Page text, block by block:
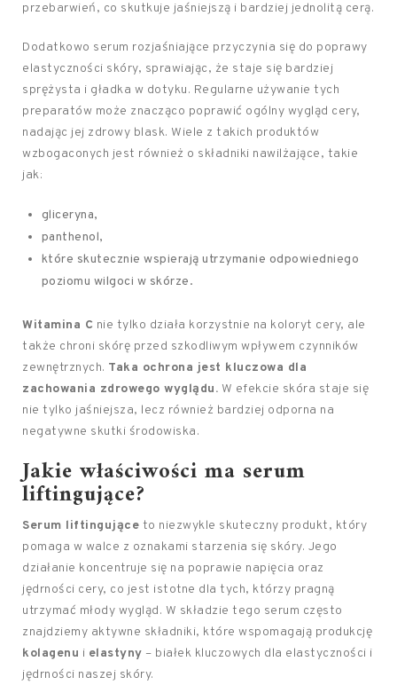
przebarwień, co skutkuje jaśniejszą i bardziej jednolitą cerą.
Dodatkowo serum rozjaśniające przyczynia się do poprawy
elastyczności skóry, sprawiając, że staje się bardziej
sprężysta i gładka w dotyku. Regularne używanie tych
preparatów może znacząco poprawić ogólny wygląd cery,
nadając jej zdrowy blask. Wiele z takich produktów
wzbogaconych jest również o składniki nawilżające, takie
jak:
gliceryna,
panthenol,
które skutecznie wspierają utrzymanie odpowiedniego
poziomu wilgoci w skórze.
Witamina C nie tylko działa korzystnie na koloryt cery, ale
także chroni skórę przed szkodliwym wpływem czynników
zewnętrznych. Taka ochrona jest kluczowa dla
zachowania zdrowego wyglądu. W efekcie skóra staje się
nie tylko jaśniejsza, lecz również bardziej odporna na
negatywne skutki środowiska.
Jakie właściwości ma serum
liftingujące?
Serum liftingujące to niezwykle skuteczny produkt, który
pomaga w walce z oznakami starzenia się skóry. Jego
działanie koncentruje się na poprawie napięcia oraz
jędrności cery, co jest istotne dla tych, którzy pragną
utrzymać młody wygląd. W składzie tego serum często
znajdziemy aktywne składniki, które wspomagają produkcję
kolagenu i elastyny – białek kluczowych dla elastyczności i
jędrności naszej skóry.